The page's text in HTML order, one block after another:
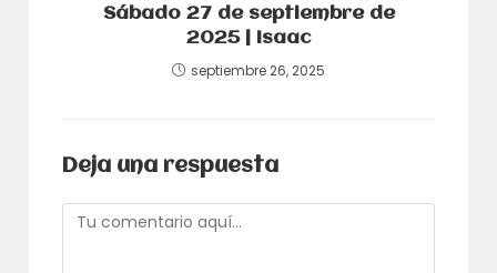
Sábado 27 de septiembre de
2025 | Isaac
septiembre 26, 2025
Deja una respuesta
Comentario